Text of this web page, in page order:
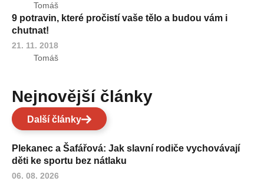
Tomáš
9 potravin, které pročistí vaše tělo a budou vám i
chutnat!
21. 11. 2018
Tomáš
Nejnovější články
Další články
Plekanec a Šafářová: Jak slavní rodiče vychovávají
děti ke sportu bez nátlaku
06. 08. 2026